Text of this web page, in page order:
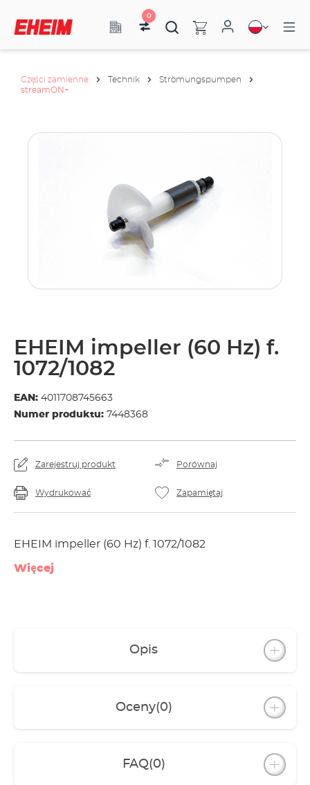
0
Części zamienne Technik
Strömungspumpen
streamON+
EHEIM impeller (60 Hz) f.
1072/1082
EAN: 4011708745663
Numer produktu: 7448368
Zarejestruj produkt Porównaj
Wydrukować Zapamiętaj
EHEIM impeller (60 Hz) f. 1072/1082
Więcej
Opis
Oceny(0)
FAQ(0)